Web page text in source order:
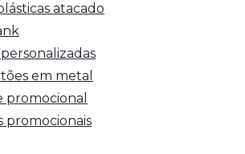
atacado
em metal
promocional
promocionais